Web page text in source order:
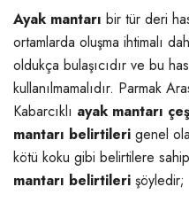
Ayak mantarı bir tür deri
ortamlarda oluşma ihtimalı
oldukça bulaşıcıdır ve bu
kullanılmamalıdır. Parmak
Kabarcıklı ayak mantarı
mantarı belirtileri genel
kötü koku gibi belirtilere
mantarı belirtileri şöyledir;